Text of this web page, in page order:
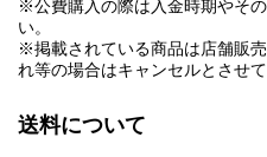
※公費購入の際は入金時期やそ
い。
※掲載されている商品は店舗販
れ等の場合はキャンセルとさせて
送料について